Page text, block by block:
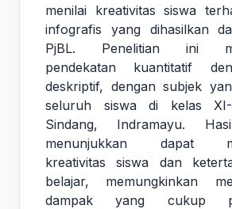
menilai kreativitas siswa
infografis yang dihasilkan
PjBL. Penelitian ini
pendekatan kuantitatif
deskriptif, dengan subjek
seluruh siswa di kelas
Sindang, Indramayu.
menunjukkan dapat
kreativitas siswa dan
belajar, memungkinkan
dampak yang cukup